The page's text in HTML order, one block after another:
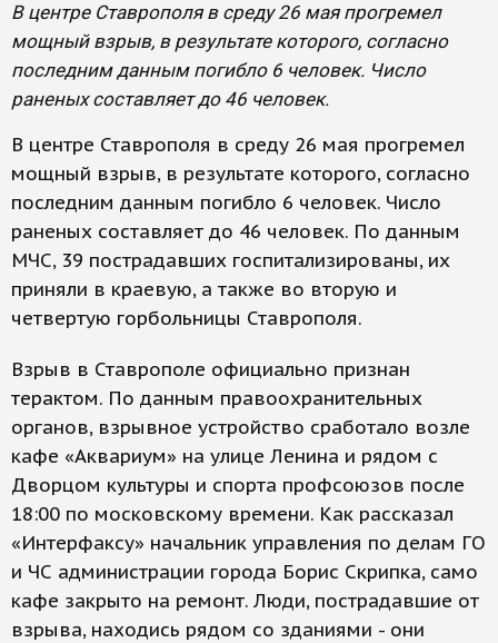
В центре Ставрополя в среду 26 мая прогремел
мощный взрыв, в результате которого, согласно
последним данным погибло 6 человек. Число
раненых составляет до 46 человек.
В центре Ставрополя в среду 26 мая прогремел
мощный взрыв, в результате которого, согласно
последним данным погибло 6 человек. Число
раненых составляет до 46 человек. По данным
МЧС, 39 пострадавших госпитализированы, их
приняли в краевую, а также во вторую и
четвертую горбольницы Ставрополя.
Взрыв в Ставрополе официально признан
терактом. По данным правоохранительных
органов, взрывное устройство сработало возле
кафе «Аквариум» на улице Ленина и рядом с
Дворцом культуры и спорта профсоюзов после
18:00 по московскому времени. Как рассказал
«Интерфаксу» начальник управления по делам ГО
и ЧС администрации города Борис Скрипка, само
кафе закрыто на ремонт. Люди, пострадавшие от
взрыва, находись рядом со зданиями - они